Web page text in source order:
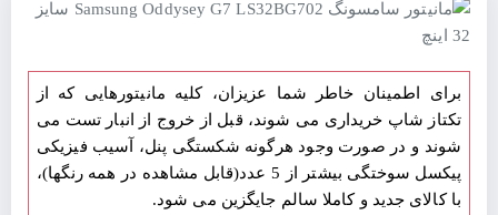
برای اطمینان خاطر شما عزیزان، کلیه مانیتورهایی که از
تکتاز شاپ خریداری می شوند، قبل از خروج از انبار تست می
شوند و در صورت وجود هرگونه شکستگی پنل، آسیب فیزیکی
پیکسل سوختگی بیشتر از 5 عدد(قابل مشاهده در همه رنگها)،
با کالای جدید و کاملا سالم جایگزین می شود.